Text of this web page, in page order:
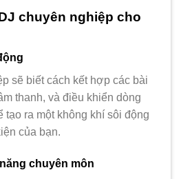
chuyên nghiệp cho
sẽ biết cách kết hợp các bài
thanh, và điều khiển dòng
tạo ra một không khí sôi động
của bạn.
chuyên môn